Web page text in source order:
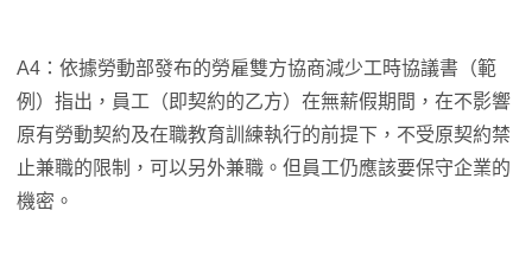
A4：依據勞動部發布的勞雇雙方協商減少工時協議書（範
例）指出，員工（即契約的乙方）在無薪假期間，在不影響
原有勞動契約及在職教育訓練執行的前提下，不受原契約禁
止兼職的限制，可以另外兼職。但員工仍應該要保守企業的
機密。